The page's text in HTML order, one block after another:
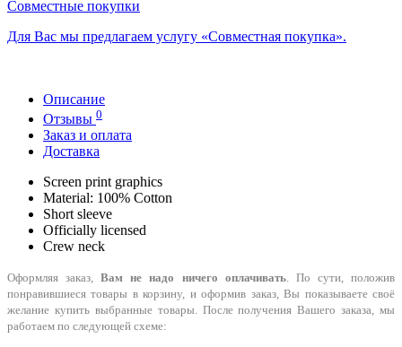
Совместные покупки
Для Вас мы предлагаем услугу «Совместная покупка».
Описание
Отзывы 0
Заказ и оплата
Доставка
Screen print graphics
Material: 100% Cotton
Short sleeve
Officially licensed
Crew neck
Оформляя заказ,Вам не надо ничего оплачивать. По сути, положив
понравившиеся товары в корзину, и оформив заказ, Вы показываете своё
желание купить выбранные товары. После получения Вашего заказа, мы
работаем по следующей схеме: